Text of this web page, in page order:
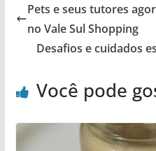
Pets e seus tutores
no Vale Sul Shopping
Desafios e cuidados
Você pode